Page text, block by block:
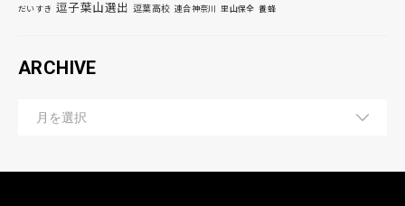
だいすき 逗子葉山選出 逗葉高校 連合神奈川 里山保全 養蜂
ARCHIVE